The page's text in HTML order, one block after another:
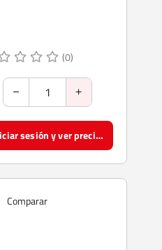
(0)
Iniciar sesión y ver precios
Comparar